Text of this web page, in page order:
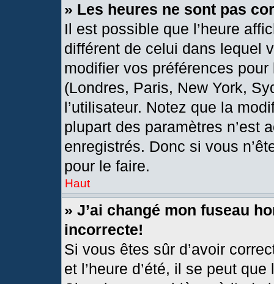
» Les heures ne sont pas
Il est possible que l’heure
différent de celui dans lequel
modifier vos préférences
(Londres, Paris, New York,
l’utilisateur. Notez que la
plupart des paramètres n’est
enregistrés. Donc si vous
pour le faire.
Haut
» J’ai changé mon fuseau
incorrecte!
Si vous êtes sûr d’avoir
et l’heure d’été, il se peut